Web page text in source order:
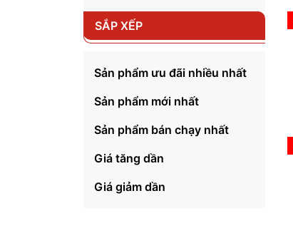
SẮP XẾP
Sản phẩm ưu đãi nhiều nhất
Sản phẩm mới nhất
Sản phẩm bán chạy nhất
Giá tăng dần
Giá giảm dần